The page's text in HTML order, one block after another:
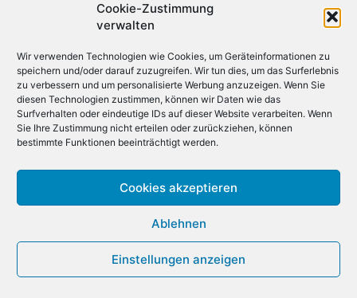
Cookie-Zustimmung
verwalten
Wir verwenden Technologien wie Cookies, um Geräteinformationen zu
speichern und/oder darauf zuzugreifen. Wir tun dies, um das Surferlebnis
zu verbessern und um personalisierte Werbung anzuzeigen. Wenn Sie
diesen Technologien zustimmen, können wir Daten wie das
Surfverhalten oder eindeutige IDs auf dieser Website verarbeiten. Wenn
Sie Ihre Zustimmung nicht erteilen oder zurückziehen, können
bestimmte Funktionen beeinträchtigt werden.
Cookies akzeptieren
Ablehnen
Einstellungen anzeigen
zuverlässiger als Taxis ohne Lizenz. Sie haben auch
einen Taxameter, der die Fahrpreise basierend auf der
zurückgelegten Entfernung und der Fahrzeit
berechnet. Stellen Sie sicher, dass der Taxifahrer den
Taxameter einschaltet und den vereinbarten Preis
nicht überschreitet. Wenn Sie Zweifel haben, ob Ihr
Taxi zugelassen ist, können Sie das Personal am
Autovermietung: Es besteht die Möglichkeit, dass am
Airport Debrecen verschiedene Autovermietungen
zur Verfügung stehen, um ein Auto zu mieten. Wenn
Sie sich für diese Option entscheiden, können Sie die
Gegend flexibel und auf eigene Faust erkunden. Bitte